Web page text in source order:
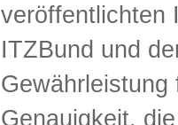
veröffentlichten
ITZBund und
Genauigkeit,